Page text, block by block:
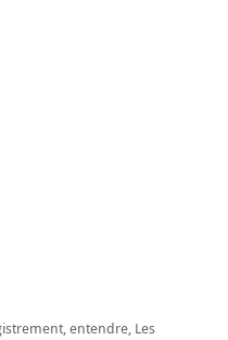
,entendre, Les